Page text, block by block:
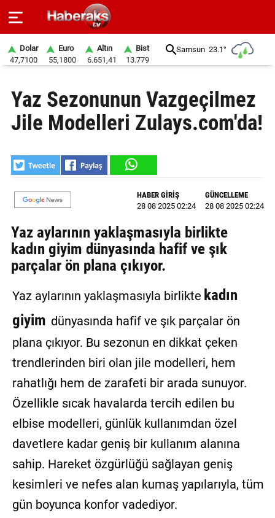
SPOR
YAŞAM
EKONOMİ
SAĞLIK
SİYASET
EĞİTİM
GALERİ
VİDEO
YAZARLAR
BİZE
ULAŞIN
Künye
Gizlilik
Sözleşmesi
Kullanıcı
Dolar
47,7100
Euro
55,1800
Altın
6.651,41
Bist
13.779
Samsun 23.1°
Yaz Sezonunun Vazgeçilmez
Jile Modelleri Zulays.com'da!
HABER GİRİŞ
28 08 2025 02:24
GÜNCELLEME
28 08 2025 02:24
Yaz aylarının yaklaşmasıyla birlikte
kadın giyim dünyasında hafif ve şık
parçalar ön plana çıkıyor.
Yaz aylarının yaklaşmasıyla birlikte kadın
giyim dünyasında hafif ve şık parçalar ön
plana çıkıyor. Bu sezonun en dikkat çeken
trendlerinden biri olan jile modelleri, hem
rahatlığı hem de zarafeti bir arada sunuyor.
Özellikle sıcak havalarda tercih edilen bu
elbise modelleri, günlük kullanımdan özel
davetlere kadar geniş bir kullanım alanına
sahip. Hareket özgürlüğü sağlayan geniş
kesimleri ve nefes alan kumaş yapılarıyla, tüm
gün boyunca konfor vadediyor.